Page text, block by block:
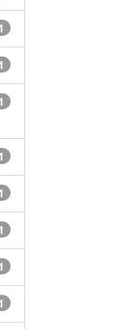
1
1
1
1
1
1
1
1